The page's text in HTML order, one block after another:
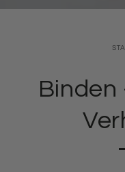
Binden